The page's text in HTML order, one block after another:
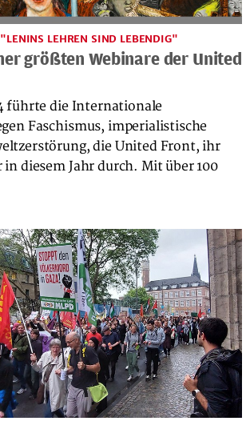
LEHREN SIND LEBENDIG"
größten Webinare der United
führte die Internationale
Faschismus, imperialistische
die United Front, ihr
in diesem Jahr durch. Mit über 100